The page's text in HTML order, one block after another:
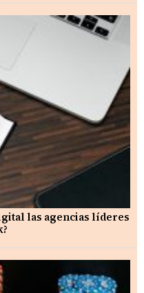
las agencias líderes